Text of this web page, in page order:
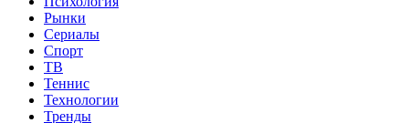
Рынки
Сериалы
Спорт
ТВ
Теннис
Технологии
Тренды